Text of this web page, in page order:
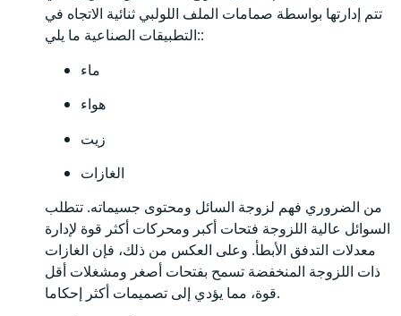
تتم إدارتها بواسطة صمامات الملف اللولبي ثنائية الاتجاه في
التطبيقات الصناعية ما يلي::
ماء
هواء
زيت
الغازات
من الضروري فهم لزوجة السائل ومحتوى جسيماته. تتطلب
السوائل عالية اللزوجة فتحات أكبر ومحركات أكثر قوة لإدارة
معدلات التدفق الأبطأ. وعلى العكس من ذلك، فإن الغازات
ذات اللزوجة المنخفضة تسمح بفتحات أصغر ومشغلات أقل
قوة، مما يؤدي إلى تصميمات أكثر إحكاما.